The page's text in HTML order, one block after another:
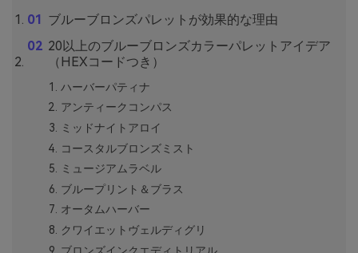
ブルーブロンズパレットが効果的な理由
20以上のブルーブロンズカラーパレットアイデア
（HEXコードつき）
ハーバーパティナ
アンティークコンパス
ミッドナイトアロイ
コースタルブロンズミスト
ミュージアムラベル
ブループリント＆ブラス
オータムハーバー
クワイエットヴェルディグリ
ブロンズインクエディトリアル